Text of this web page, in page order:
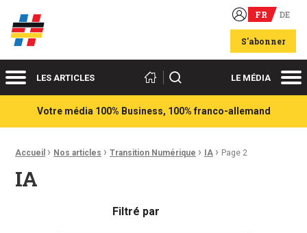
Acteurs du franco-allemand FR DE
S'abonner
MenuLES ARTICLES Rechercher LE MÉDIA
Votre média 100% Business, 100% franco-allemand
Fil d'Ariane :
Accueil › Nos articles › Transition Numérique › IA › Page 2
IA
Filtré par